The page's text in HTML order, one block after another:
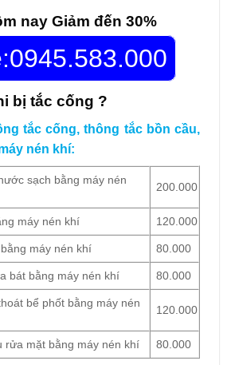
nay Giảm đến 30%
bị tắc cống ?
tắc cống, thông tắc bồn cầu,
nén khí:
sạch bằng máy nén
200.000
máy nén khí 120.000
máy nén khí 80.000
bát bằng máy nén khí 80.000
bể phốt bằng máy nén
120.000
rửa mặt bằng máy nén khí 80.000